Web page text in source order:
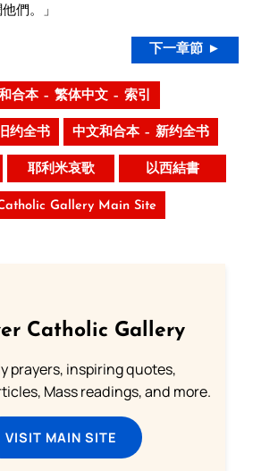
們。」
下一章節 ►
合本 – 繁体中文 – 索引
约全书 中文和合本 – 新约全书
耶利米哀歌 以西結書
Gallery Main Site
Catholic Gallery
prayers, inspiring quotes,
Mass readings, and more.
VISIT MAIN SITE